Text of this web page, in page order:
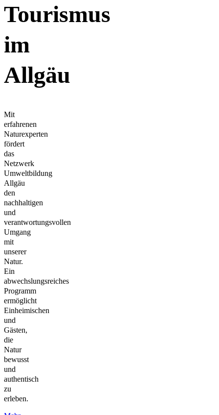
Tourismus
im
Allgäu
Mit
erfahrenen
Naturexperten
fördert
das
Netzwerk
Umweltbildung
Allgäu
den
nachhaltigen
und
verantwortungsvollen
Umgang
mit
unserer
Natur.
Ein
abwechslungsreiches
Programm
ermöglicht
Einheimischen
und
Gästen,
die
Natur
bewusst
und
authentisch
zu
erleben.